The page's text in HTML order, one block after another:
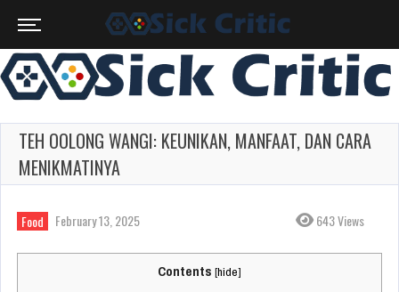
TEH OOLONG WANGI: KEUNIKAN, MANFAAT, DAN CARA
MENIKMATINYA
Food February 13, 2025 643 Views
Contents [hide]